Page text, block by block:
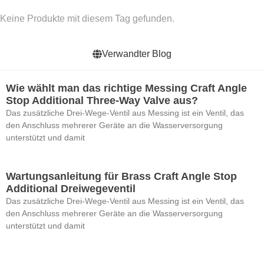
Keine Produkte mit diesem Tag gefunden.
Verwandter Blog
Wie wählt man das richtige Messing Craft Angle
Stop Additional Three-Way Valve aus?
Das zusätzliche Drei-Wege-Ventil aus Messing ist ein Ventil, das
den Anschluss mehrerer Geräte an die Wasserversorgung
unterstützt und damit
Wartungsanleitung für Brass Craft Angle Stop
Additional Dreiwegeventil
Das zusätzliche Drei-Wege-Ventil aus Messing ist ein Ventil, das
den Anschluss mehrerer Geräte an die Wasserversorgung
unterstützt und damit